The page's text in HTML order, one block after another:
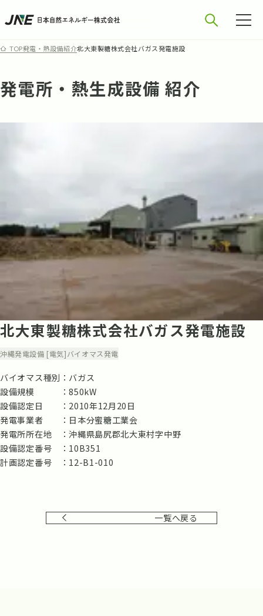
TOP発電・熱設備紹介北大東製糖株式会社バガス発電施設
発電所・熱生成設備 紹介
北大東製糖株式会社バガス発電施設
沖縄発電設備 [電気]バイオマス発電
バイオマス種別
バガス
設備規模
850kW
設備認定日
2010年12月20日
発電事業者
日本分蜜糖工業会
発電所所在地
沖縄県島尻郡北大東村字中野
設備認定番号
10B351
計画認定番号
12-B1-010
一覧へ戻る